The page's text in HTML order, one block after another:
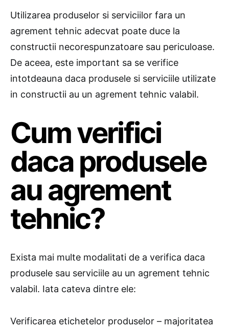
Utilizarea produselor si serviciilor fara un
agrement tehnic adecvat poate duce la
constructii necorespunzatoare sau periculoase.
De aceea, este important sa se verifice
intotdeauna daca produsele si serviciile utilizate
in constructii au un agrement tehnic valabil.
Cum verifici
daca produsele
au agrement
tehnic?
Exista mai multe modalitati de a verifica daca
produsele sau serviciile au un agrement tehnic
valabil. Iata cateva dintre ele:
Verificarea etichetelor produselor – majoritatea